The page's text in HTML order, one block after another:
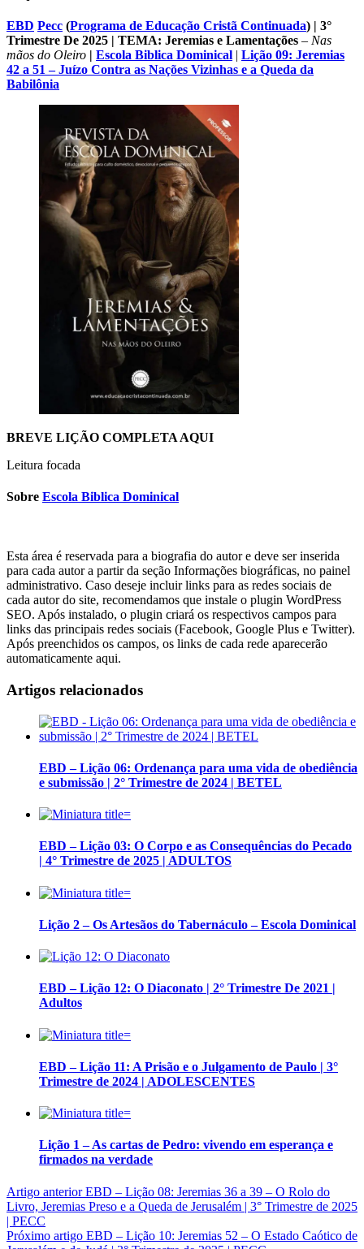
EBD Pecc (Programa de Educação Cristã Continuada) | 3°
Trimestre De 2025 | TEMA: Jeremias e Lamentações – Nas
mãos do Oleiro | Escola Biblica Dominical | Lição 09: Jeremias
42 a 51 – Juízo Contra as Nações Vizinhas e a Queda da
Babilônia
BREVE LIÇÃO COMPLETA AQUI
Leitura focada
Sobre Escola Biblica Dominical
Esta área é reservada para a biografia do autor e deve ser inserida
para cada autor a partir da seção Informações biográficas, no painel
administrativo. Caso deseje incluir links para as redes sociais de
cada autor do site, recomendamos que instale o plugin WordPress
SEO. Após instalado, o plugin criará os respectivos campos para
links das principais redes sociais (Facebook, Google Plus e Twitter).
Após preenchidos os campos, os links de cada rede aparecerão
automaticamente aqui.
Artigos relacionados
EBD – Lição 06: Ordenança para uma vida de obediência
e submissão | 2° Trimestre de 2024 | BETEL
EBD – Lição 03: O Corpo e as Consequências do Pecado
| 4° Trimestre de 2025 | ADULTOS
Lição 2 – Os Artesãos do Tabernáculo – Escola Dominical
EBD – Lição 12: O Diaconato | 2° Trimestre De 2021 |
Adultos
EBD – Lição 11: A Prisão e o Julgamento de Paulo | 3°
Trimestre de 2024 | ADOLESCENTES
Lição 1 – As cartas de Pedro: vivendo em esperança e
firmados na verdade
Artigo anteriorEBD – Lição 08: Jeremias 36 a 39 – O Rolo do
Livro, Jeremias Preso e a Queda de Jerusalém | 3° Trimestre de 2025
| PECC
Próximo artigo EBD – Lição 10: Jeremias 52 – O Estado Caótico de